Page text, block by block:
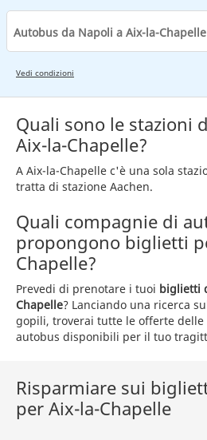
Autobus da Napoli a Aix-la-Chapelle
Vedi condizioni
Quali sono le stazioni
Aix-la-Chapelle?
A Aix-la-Chapelle c'è una sola
tratta di stazione Aachen.
Quali compagnie di
propongono biglietti
Chapelle?
Prevedi di prenotare i tuoi biglietti
Chapelle? Lanciando una ricerca
gopili, troverai tutte le offerte delle
autobus disponibili per il tuo
Risparmiare sui
per Aix-la-Chapelle